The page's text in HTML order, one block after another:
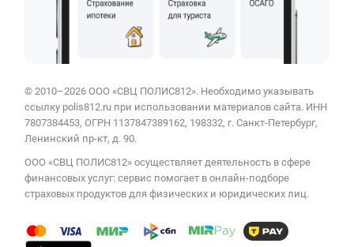
© 2010–2026 ООО «СВЦ ПОЛИС812». Необходимо указывать
ссылку polis812.ru при использовании материалов сайта. ИНН
7807384453, ОГРН 1137847389162, 198332, г. Санкт-Петербург,
Ленинский пр-кт, д. 90.
ООО «СВЦ ПОЛИС812» осуществляет деятельность в сфере
финансовых услуг: сервис помогает в онлайн-подборе
страховых продуктов для физических и юридических лиц.